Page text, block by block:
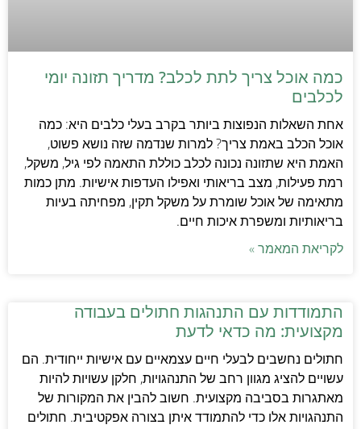
כמה אוכל צריך לתת לכלב? מדריך תזונה יומי
לכלבים
אחת השאלות הנפוצות ביותר בקרב בעלי כלבים היא: כמה
אוכל הכלב באמת צריך? למרות שנדמה שזה נושא פשוט,
האמת היא שתזונה נכונה לכלב כוללת התאמה לפי גיל, משקל,
רמת פעילות, מצב בריאותי ואפילו העדפות אישיות. מתן כמות
מתאימה של אוכל שומרת על משקל תקין, מפחיתה בעיות
בריאותיות ומשפרת איכות חיים.
לקריאת המאמר »
התמודדות עם התנהגות חתולים בעבודה
מקצועית: מה כדאי לדעת
חתולים נחשבים לבעלי חיים עצמאיים עם אישיות ייחודית. הם
עשויים להציג מגוון רחב של התנהגויות, חלקן עשויות להיות
מאתגרות בסביבה מקצועית. חשוב להבין את המקורות של
התנהגויות אלו כדי להתמודד איתן בצורה אפקטיבית. חתולים